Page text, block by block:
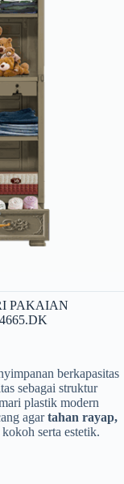
PAKAIAN
berkapasitas
sebagai struktur
plastik modern
agartahan rayap,
serta estetik.